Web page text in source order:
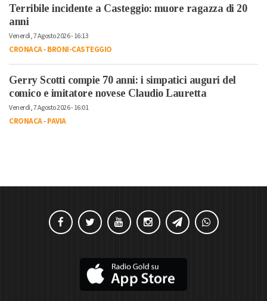
Terribile incidente a Casteggio: muore ragazza di 20
anni
Venerdì, 7 Agosto 2026 - 16:13
CRONACA-BRONI-CASTEGGIO
Gerry Scotti compie 70 anni: i simpatici auguri del
comico e imitatore novese Claudio Lauretta
Venerdì, 7 Agosto 2026 - 16:01
CRONACA-PAVIA